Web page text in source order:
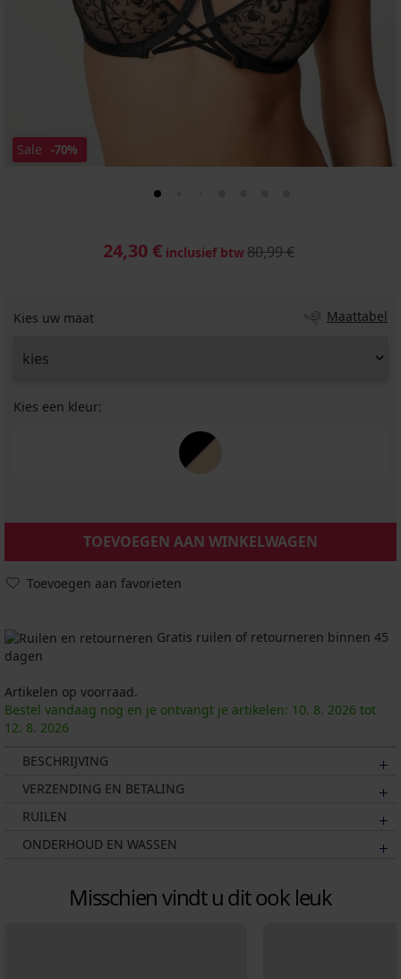
Sale -70%
24,30 € inclusief btw80,99 €
Kies uw maat Maattabel
Kies een kleur:
TOEVOEGEN AAN WINKELWAGEN
Toevoegen aan favorieten
Gratis ruilen of retourneren binnen 45
dagen
Artikelen op voorraad.
Bestel vandaag nog en je ontvangt je artikelen: 10. 8. 2026 tot
12. 8. 2026
BESCHRIJVING
VERZENDING EN BETALING
RUILEN
ONDERHOUD EN WASSEN
Misschien vindt u dit ook leuk